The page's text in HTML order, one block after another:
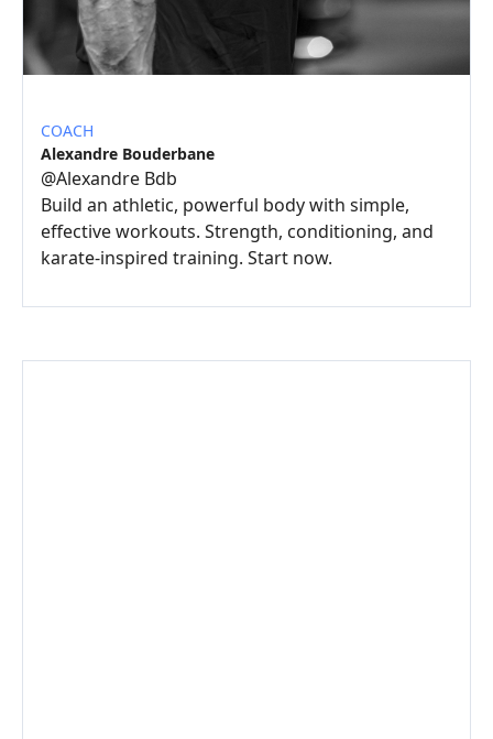
COACH
Alexandre Bouderbane
@Alexandre Bdb
Build an athletic, powerful body with simple,
effective workouts. Strength, conditioning, and
karate-inspired training. Start now.